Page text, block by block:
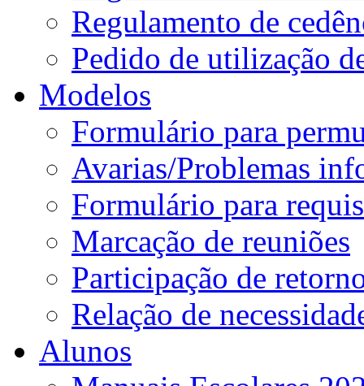
Regulamento de
Pedido de utilização
Modelos
Formulário para
Avarias/Problemas
Formulário para
Marcação de reuniões
Participação de
Relação de
Alunos